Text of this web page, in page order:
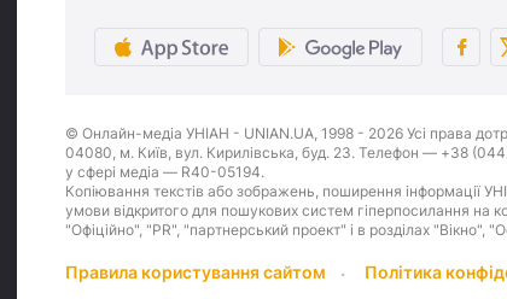
© Онлайн-медіа УНІАН - UNIAN.UA, 1998 - 2026 Усі права
04080, м. Київ, вул. Кирилівська, буд. 23. Телефон — +38
у сфері медіа — R40-05194.
Копіювання текстів або зображень, поширення інформації
умови відкритого для пошукових систем гіперпосилання на
"Офіційно", "PR", "партнерський проект" і в розділах
Правила користування сайтом Політика